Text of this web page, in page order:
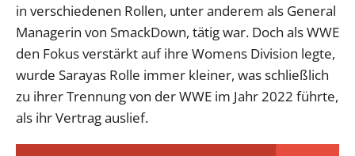
in verschiedenen Rollen, unter anderem als General
Managerin von SmackDown, tätig war. Doch als WWE
den Fokus verstärkt auf ihre Womens Division legte,
wurde Sarayas Rolle immer kleiner, was schließlich
zu ihrer Trennung von der WWE im Jahr 2022 führte,
als ihr Vertrag auslief.